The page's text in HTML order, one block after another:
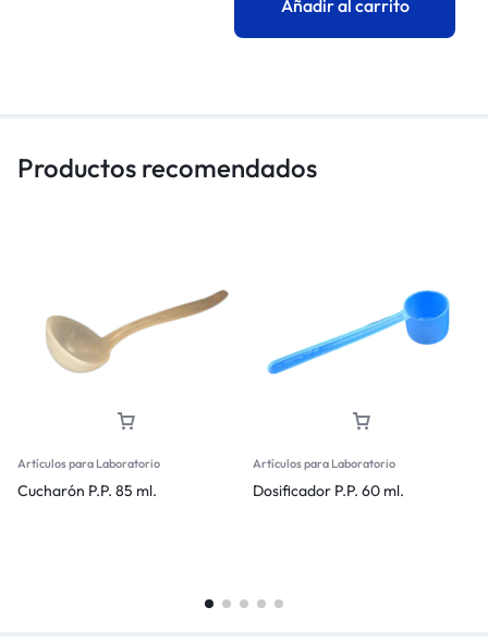
Añadir al carrito
Productos recomendados
Artículos para Laboratorio
Cucharón P.P. 85 ml.
Artículos para Laboratorio
Dosificador P.P. 60 ml.